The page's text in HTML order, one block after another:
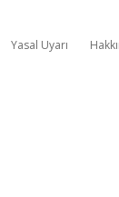
Yasal Uyarı